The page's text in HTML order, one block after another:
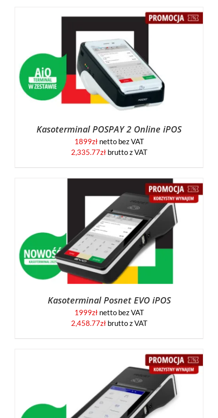
Kasoterminal POSPAY 2 Online iPOS
1899złnetto bez VAT
2,335.77złbrutto z VAT
Kasoterminal Posnet EVO iPOS
1999złnetto bez VAT
2,458.77złbrutto z VAT